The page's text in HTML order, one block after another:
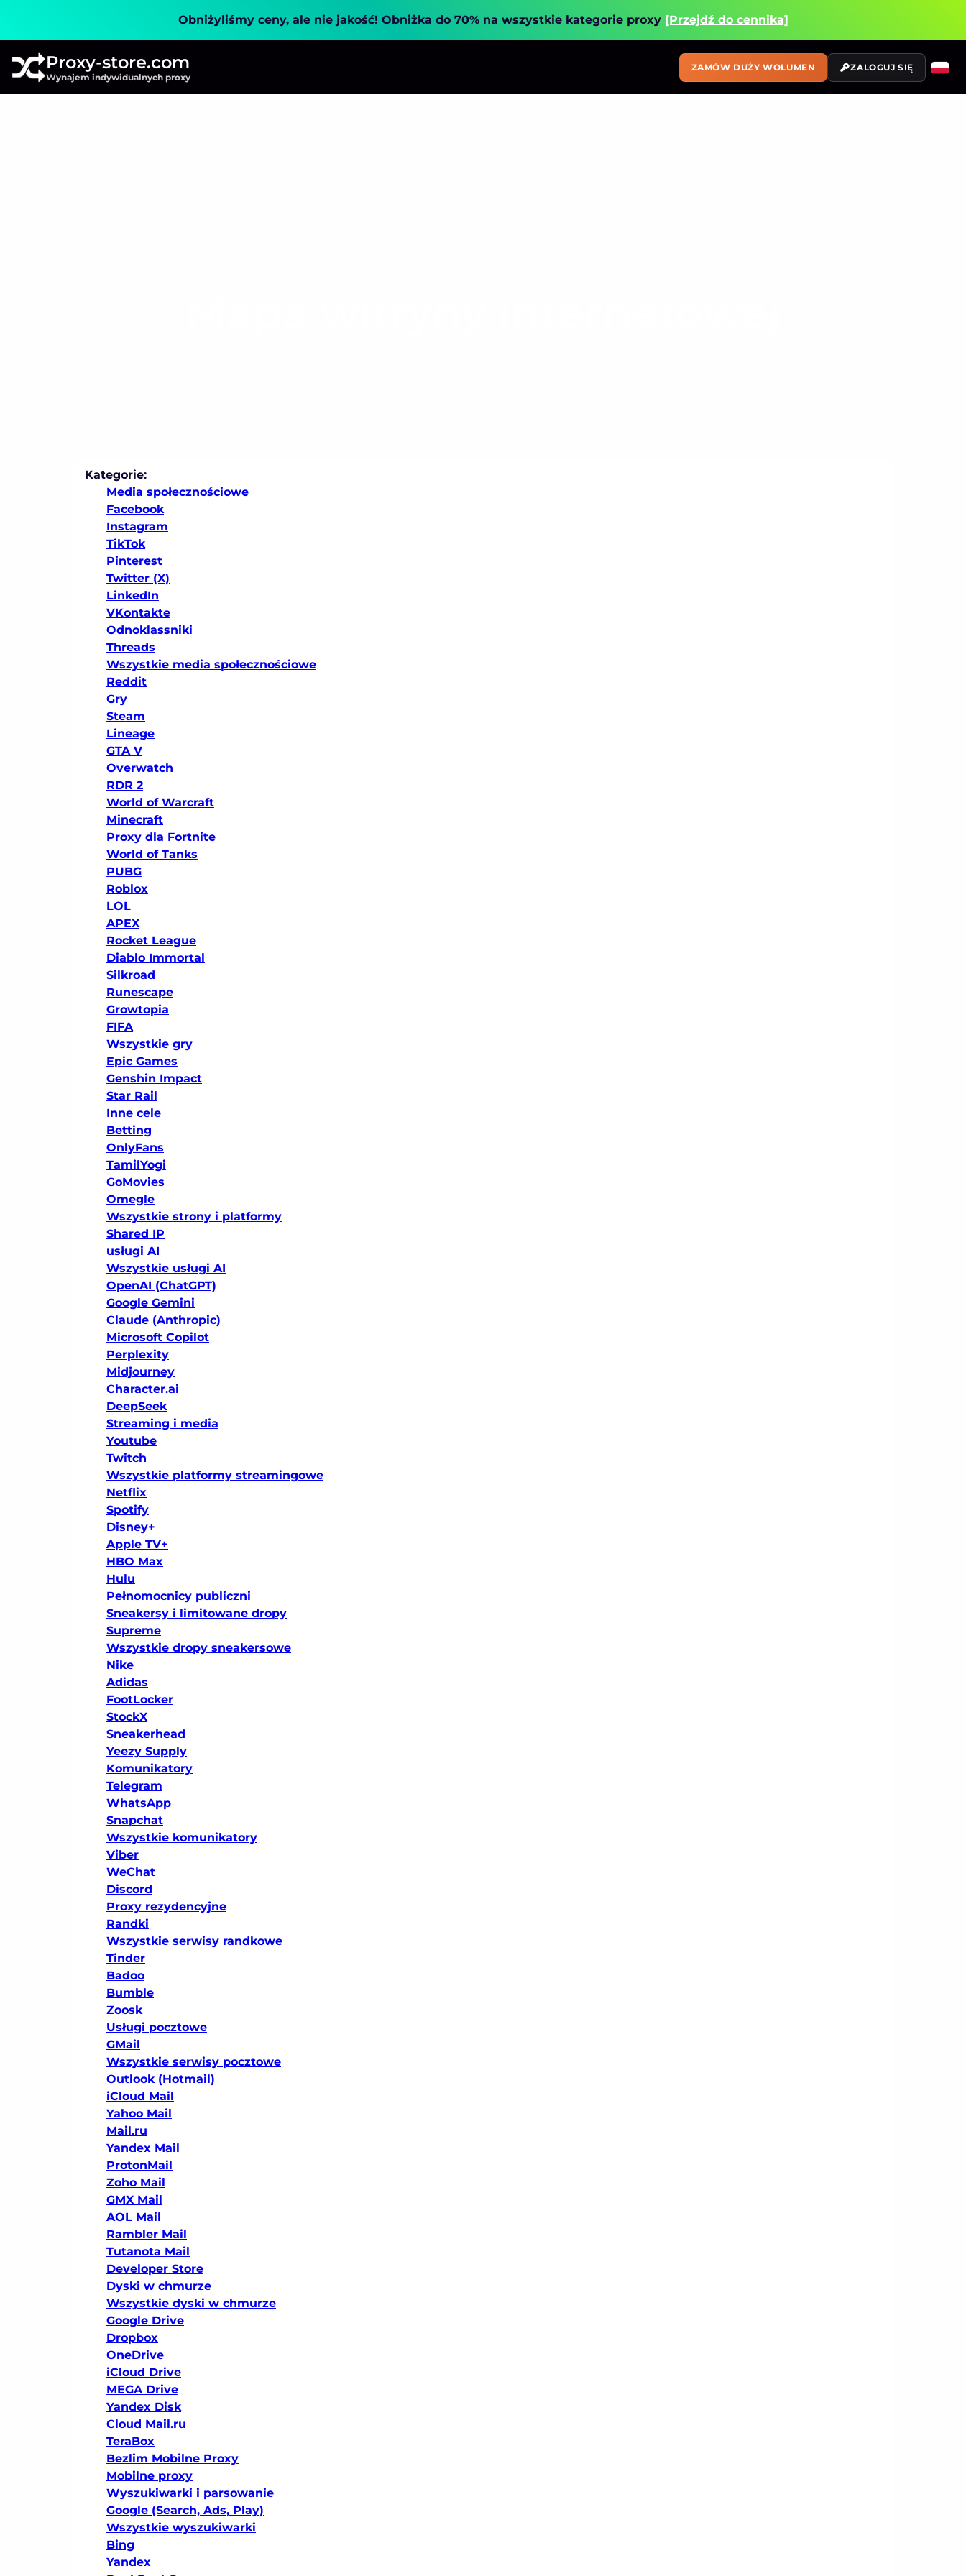
Obniżyliśmy ceny, ale nie jakość! Obniżka do 70% na wszystkie kategorie proxy [Przejdź do cennika]
Proxy-store.com
Wynajem indywidualnych proxy
ZAMÓW DUŻY WOLUMEN ZALOGUJ SIĘ
Kategorie:
Media społecznościowe
Facebook
Instagram
TikTok
Pinterest
Twitter (X)
LinkedIn
VKontakte
Odnoklassniki
Threads
Wszystkie media społecznościowe
Reddit
Gry
Steam
Lineage
GTA V
Overwatch
RDR 2
World of Warcraft
Minecraft
Proxy dla Fortnite
World of Tanks
PUBG
Roblox
LOL
APEX
Rocket League
Diablo Immortal
Silkroad
Runescape
Growtopia
FIFA
Wszystkie gry
Epic Games
Genshin Impact
Star Rail
Inne cele
Betting
OnlyFans
TamilYogi
GoMovies
Omegle
Wszystkie strony i platformy
Shared IP
usługi AI
Wszystkie usługi AI
OpenAI (ChatGPT)
Google Gemini
Claude (Anthropic)
Microsoft Copilot
Perplexity
Midjourney
Character.ai
DeepSeek
Streaming i media
Youtube
Twitch
Wszystkie platformy streamingowe
Netflix
Spotify
Disney+
Apple TV+
HBO Max
Hulu
Pełnomocnicy publiczni
Sneakersy i limitowane dropy
Supreme
Wszystkie dropy sneakersowe
Nike
Adidas
FootLocker
StockX
Sneakerhead
Yeezy Supply
Komunikatory
Telegram
WhatsApp
Snapchat
Wszystkie komunikatory
Viber
WeChat
Discord
Proxy rezydencyjne
Randki
Wszystkie serwisy randkowe
Tinder
Badoo
Bumble
Zoosk
Usługi pocztowe
GMail
Wszystkie serwisy pocztowe
Outlook (Hotmail)
iCloud Mail
Yahoo Mail
Mail.ru
Yandex Mail
ProtonMail
Zoho Mail
GMX Mail
AOL Mail
Rambler Mail
Tutanota Mail
Developer Store
Dyski w chmurze
Wszystkie dyski w chmurze
Google Drive
Dropbox
OneDrive
iCloud Drive
MEGA Drive
Yandex Disk
Cloud Mail.ru
TeraBox
Bezlim Mobilne Proxy
Mobilne proxy
Wyszukiwarki i parsowanie
Google (Search, Ads, Play)
Wszystkie wyszukiwarki
Bing
Yandex